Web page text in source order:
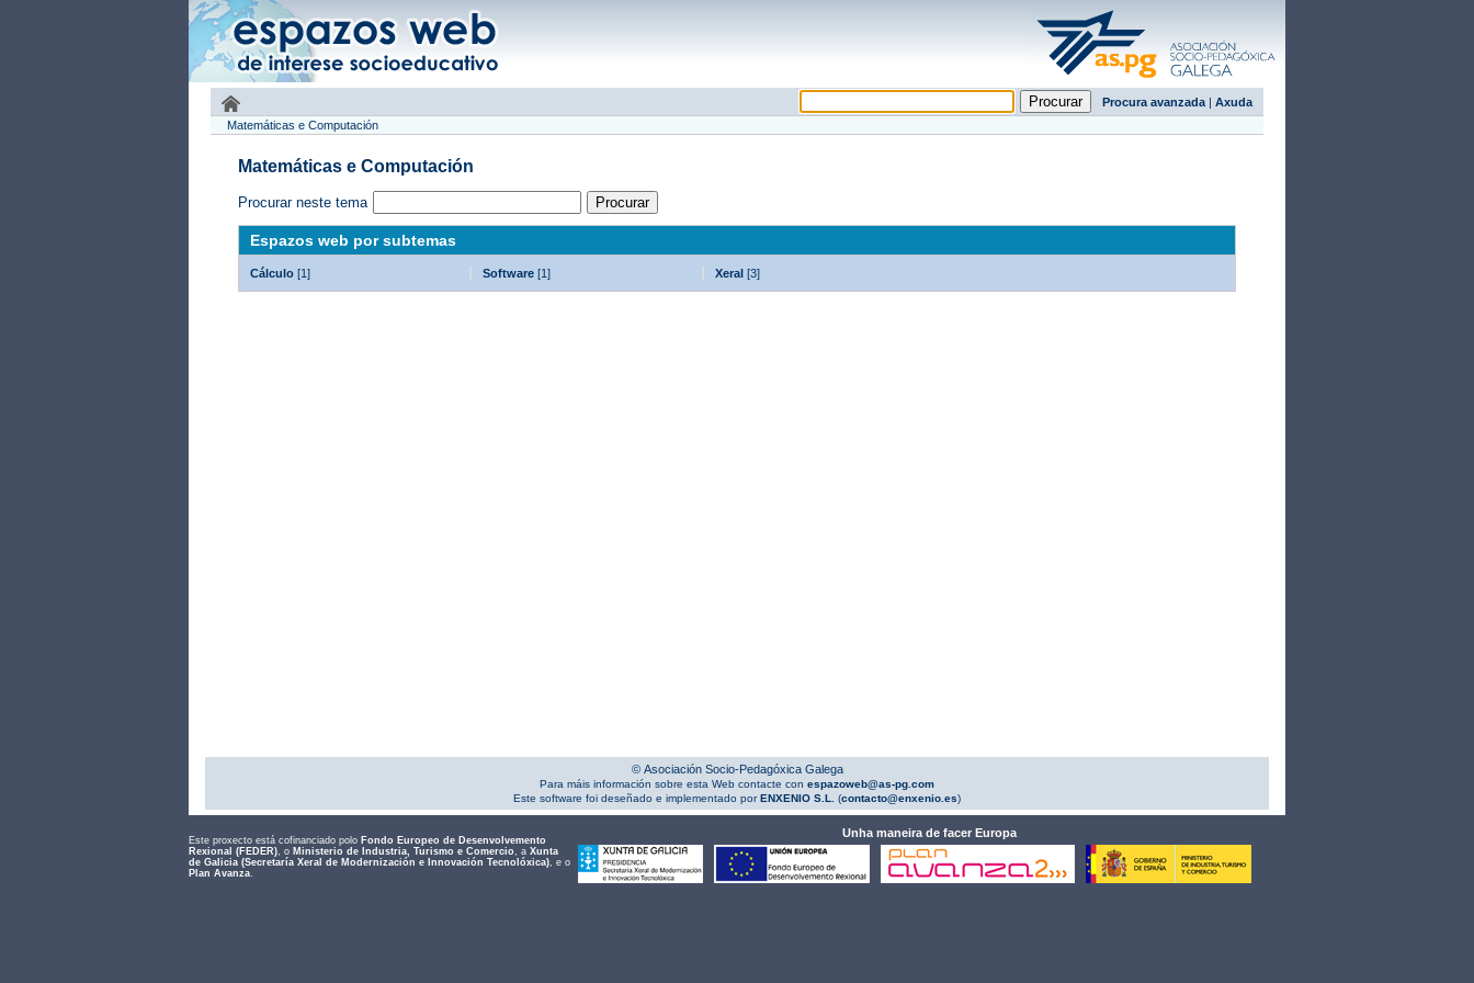
Procura avanzada | Axuda
Matemáticas e Computación
Matemáticas e Computación
Procurar neste tema
Espazos web por subtemas
Cálculo [1] Software [1] Xeral [3]
© Asociación Socio-Pedagóxica Galega
Para máis información sobre esta Web contacte con espazoweb@as-pg.com
Este software foi deseñado e implementado porENXENIO S.L. (contacto@enxenio.es)
Este proxecto está cofinanciado polo Fondo Europeo de Desenvolvemento
Rexional (FEDER), o Ministerio de Industria, Turismo e Comercio, a Xunta
de Galicia (Secretaría Xeral de Modernización e Innovación Tecnolóxica), e o
Plan Avanza.
Unha maneira de facer Europa